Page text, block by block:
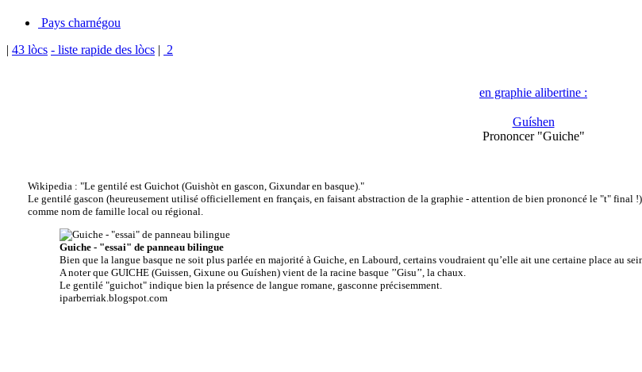
Pays charnégou
| 43 lòcs - liste rapide des lòcs | 2
en graphie alibertine :
Guíshen
Prononcer "Guiche"
Wikipedia : "Le gentilé est Guichot (Guishòt en gascon, Gixundar en basque)."
Le gentilé gascon (heureusement utilisé officiellement en français, en faisant abstraction de la graphie - attention de bien prononcé le "t" final
comme nom de famille local ou régional.
Guiche - "essai" de panneau bilingue
Bien que la langue basque ne soit plus parlée en majorité à Guiche, en Labourd, certains voudraient qu’elle ait une certaine place au
A noter que GUICHE (Guissen, Gixune ou Guíshen) vient de la racine basque ’’Gisu’’, la chaux.
Le gentilé "guichot" indique bien la présence de langue romane, gasconne précisemment.
iparberriak.blogspot.com